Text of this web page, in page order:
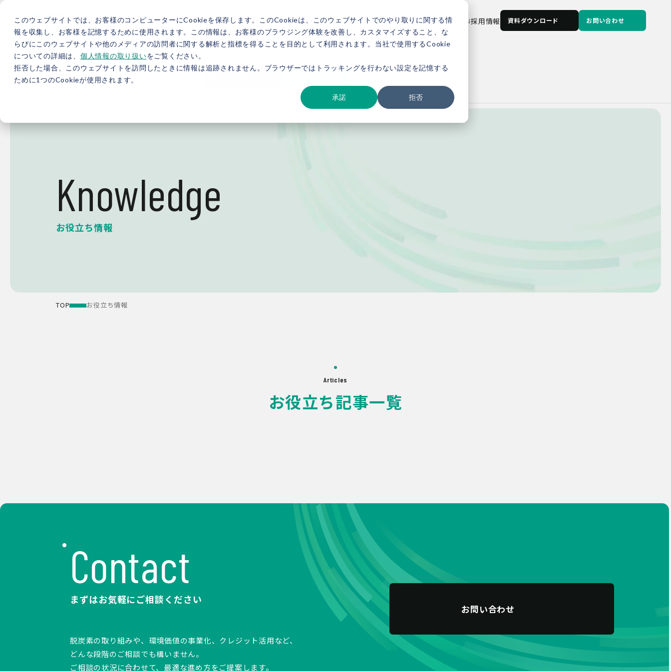
このウェブサイトでは、お客様のコンピューターにCookieを保存します。このCookieは、このウェブサイトでのやり取りに関する情
報を収集し、お客様を記憶するために使用されます。この情報は、お客様のブラウジング体験を改善し、カスタマイズすること、な
らびにこのウェブサイトや他のメディアの訪問者に関する解析と指標を得ることを目的として利用されます。当社で使用するCookie
についての詳細は、 個人情報の取り扱いをご覧ください。
拒否した場合、このウェブサイトを訪問したときに情報は追跡されません。ブラウザーではトラッキングを行わない設定を記憶する
ために1つのCookieが使用されます。
承諾 拒否
JP EN採用情報 資料ダウンロード お問い合わせ
5分で分かるバイウィル カーボンニュートラル総研 サービス紹介 事例紹介新着情報セミナーお役立ち情報会社概要
Knowledge
お役立ち情報
TOP お役立ち情報
Articles
お役立ち記事一覧
Contact
まずはお気軽にご相談ください
脱炭素の取り組みや、環境価値の事業化、クレジット活用など、
どんな段階のご相談でも構いません。
ご相談の状況に合わせて、最適な進め方をご提案します。
お問い合わせ